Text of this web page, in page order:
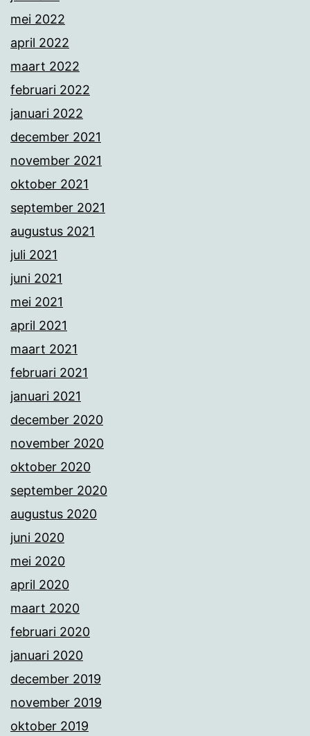
mei 2022
april 2022
maart 2022
februari 2022
januari 2022
december 2021
november 2021
oktober 2021
september 2021
augustus 2021
juli 2021
juni 2021
mei 2021
april 2021
maart 2021
februari 2021
januari 2021
december 2020
november 2020
oktober 2020
september 2020
augustus 2020
juni 2020
mei 2020
april 2020
maart 2020
februari 2020
januari 2020
december 2019
november 2019
oktober 2019